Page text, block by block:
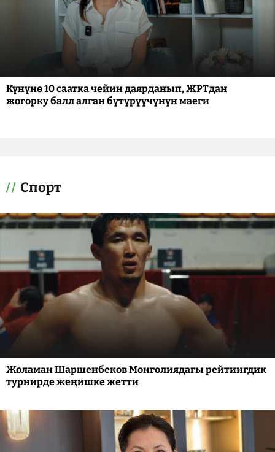
Күнүнө 10 саатка чейин даярданып, ЖРТдан
жогорку балл алган бүтүрүүчүнүн маеги
Спорт
Жоламан Шаршенбеков Монголиядагы рейтингдик
турнирде жеңишке жетти